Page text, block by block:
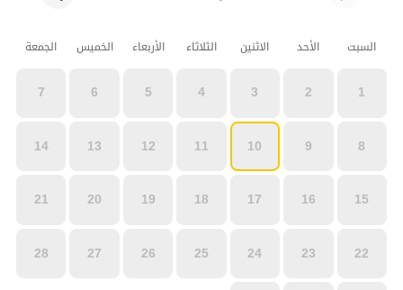
السبت الأحد الاثنين الثلاثاء الأربعاء الخميس الجمعة
1
2
3
4
5
6
7
8
9
10
11
12
13
14
15
16
17
18
19
20
21
22
23
24
25
26
27
28